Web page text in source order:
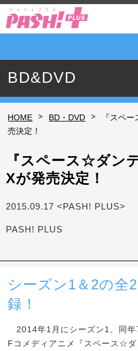
BD&DVD
HOME > BD・DVD >
『スペ
売決定！
『スペース☆ダン
Xが発売決定！
2015.09.17 <PASH! PLUS>
PASH! PLUS
シーズン1＆2の全
録！
2014年1月にシーズン1、同年
Fコメディアニメ『スペース☆